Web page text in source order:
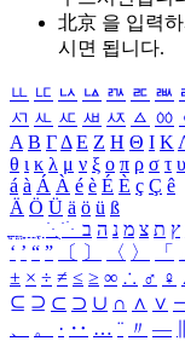
北京 을 입력
시면 됩니다.
ㅥ ㅦ ㅧ ㅨ ㅩ ㅪ ㅫ
ㅺ ㅻ ㅼ ㅽ ㅾ ㅿ ㆀ
Α Β ΓΔ Ε Ζ Η Θ Ι Κ
θ ι κ λ μ ν ξ ο π ρ σ τ υ
á à Á À é è É È ç Ç ê
Ä Ö Ü ä ö ü ß
ִֶֹ ֻּ ׁׂ ץ ת צ מ נ ה ב
‘ ’ “ ” 〔 〕 〈 〉 「
± × ÷ ≠ ≤ ≥ ∞ ∴ ♂ ♀
⊆ ⊇ ⊂ ⊃ ∪ ∩ ∧ ∨
、
。 · ‥ … ¨ 〃 ―